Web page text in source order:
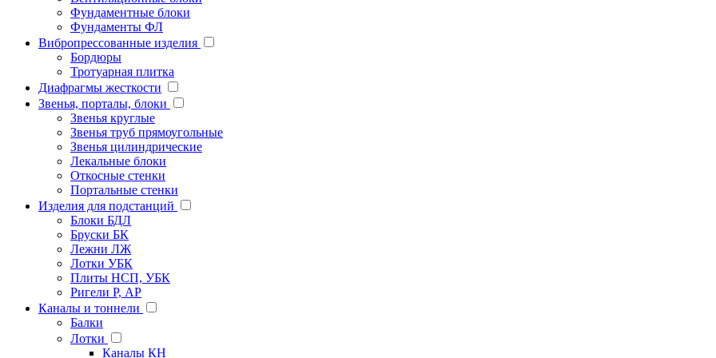
Фундаментные блоки
Фундаменты ФЛ
Вибропрессованные изделия
Бордюры
Тротуарная плитка
Диафрагмы жесткости
Звенья, порталы, блоки
Звенья круглые
Звенья труб прямоугольные
Звенья цилиндрические
Лекальные блоки
Откосные стенки
Портальные стенки
Изделия для подстанций
Блоки БДЛ
Бруски БК
Лежни ЛЖ
Лотки УБК
Плиты НСП, УБК
Ригели Р, АР
Каналы и тоннели
Балки
Лотки
Каналы КН